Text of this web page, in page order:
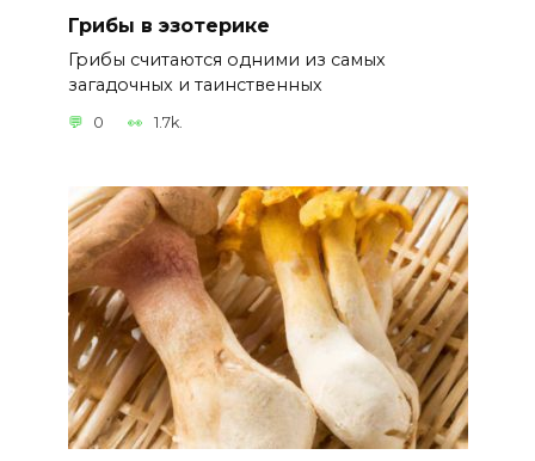
Грибы в эзотерике
Грибы считаются одними из самых
загадочных и таинственных
0 1.7k.